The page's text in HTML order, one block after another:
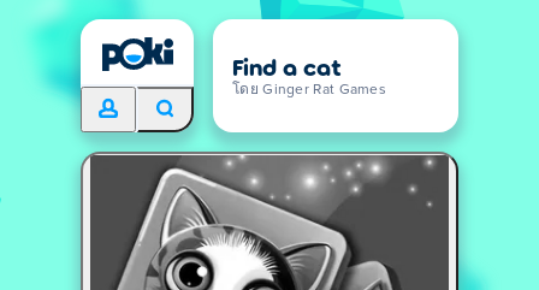
Find a cat
โดย Ginger Rat Games